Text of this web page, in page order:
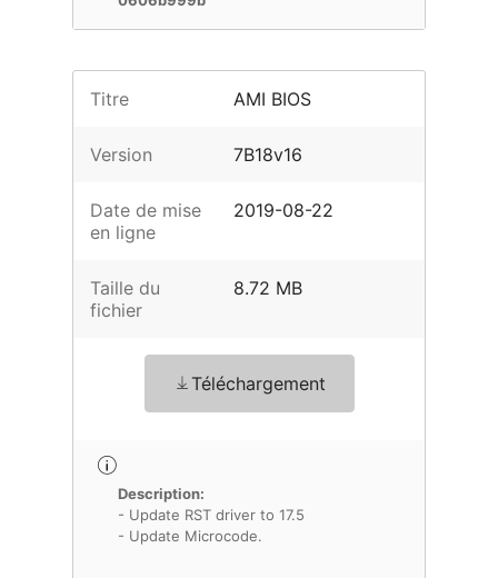
Titre AMI BIOS
Version 7B18v16
Date de mise
en ligne
2019-08-22
Taille du
fichier
8.72 MB
Téléchargement
Description:
- Update RST driver to 17.5
- Update Microcode.